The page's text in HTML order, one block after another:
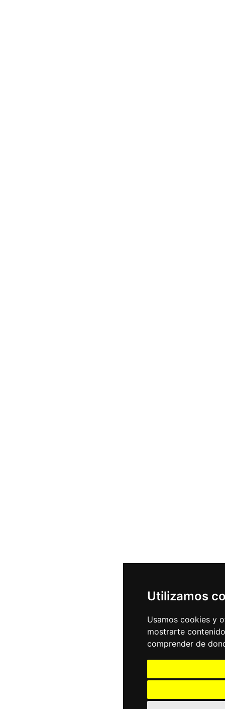
Utilizamos
Usamos cookies y
mostrarte
comprender de